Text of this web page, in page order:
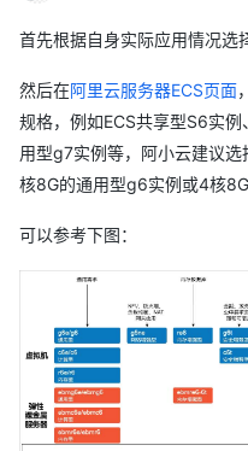
首先根据自身实际应用情况选
然后在阿里云服务器ECS页面
规格，例如ECS共享型S6实
用型g7实例等，阿小云建议
核8G的通用型g6实例或4核8G
可以参考下图：